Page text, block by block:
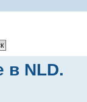
в NLD.